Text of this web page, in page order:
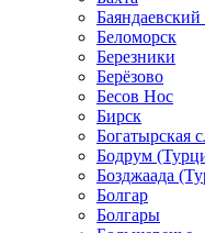
Беломорск
Березники
Берёзово
Бесов Нос
Бирск
Богатырская
Бодрум
Бозджаада
Болгар
Болгары